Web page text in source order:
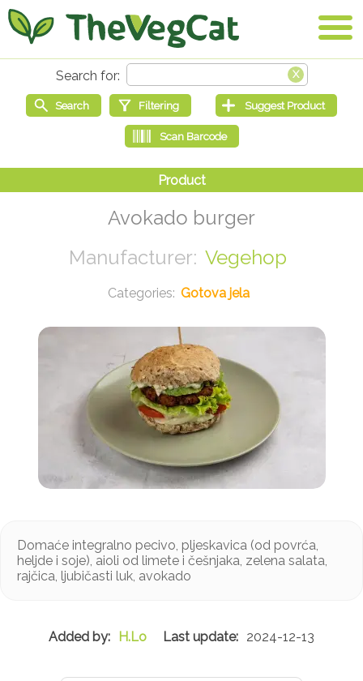
Avokado burger
Vegehop
Gotova jela
Domaće integralno pecivo, pljeskavica (od povrća,
heljde i soje), aioli od limete i češnjaka, zelena salata,
rajčica, ljubičasti luk, avokado
H.Lo 2024-12-13